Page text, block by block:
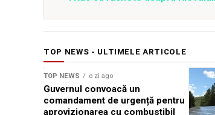
TOP NEWS - ULTIMELE ARTICOLE
TOP NEWS o zi ago
Guvernul convoacă un
comandament de urgență pentru
aprovizionarea cu combustibil